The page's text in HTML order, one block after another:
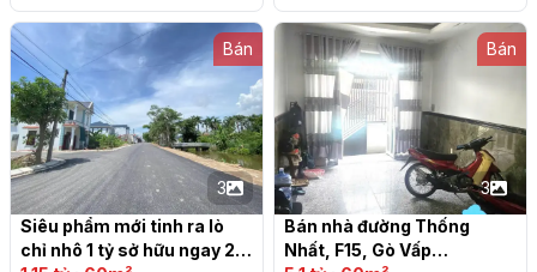
Hòa Minh
Sơn, P. Mỹ An
Bán
3
Siêu phẩm mới tinh ra lò
chỉ nhô 1 tỷ sở hữu ngay 2
Bán
3
Bán nhà đường Thống
Nhất, F15, Gò Vấp